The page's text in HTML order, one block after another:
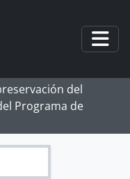
del
Programa de